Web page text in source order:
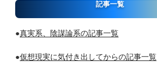
記事一覧
●真実系、陰謀論系の記事一覧
●仮想現実に気付き出してからの記事一覧